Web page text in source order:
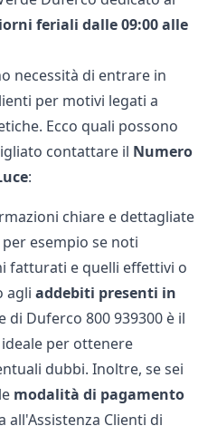
feriali dalle 09:00 alle
necessità di entrare in
per motivi legati a
Ecco quali possono
contattare il Numero
:
chiare e dettagliate
esempio se noti
fatturati e quelli effettivi o
agli addebiti presenti in
di Duferco 800 939300 è il
per ottenere
dubbi. Inoltre, se sei
modalità di pagamento
all'Assistenza Clienti di